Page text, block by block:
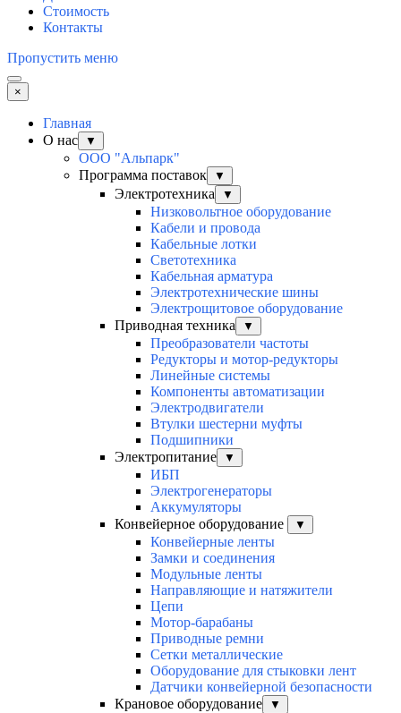
Стоимость
Контакты
Пропустить меню
×
Главная
О нас
▼
ООО "Альпарк"
Программа поставок
▼
Электротехника ▼
Низковольтное оборудование
Кабели и провода
Кабельные лотки
Светотехника
Кабельная арматура
Электротехнические шины
Электрощитовое оборудование
Приводная техника
▼
Преобразователи частоты
Редукторы и мотор-редукторы
Линейные системы
Компоненты автоматизации
Электродвигатели
Втулки шестерни муфты
Подшипники
Электропитание
▼
ИБП
Электрогенераторы
Аккумуляторы
Конвейерное оборудование
▼
Конвейерные ленты
Замки и соединения
Модульные ленты
Направляющие и натяжители
Цепи
Мотор-барабаны
Приводные ремни
Сетки металлические
Оборудование для стыковки лент
Датчики конвейерной безопасности
Крановое оборудование
▼